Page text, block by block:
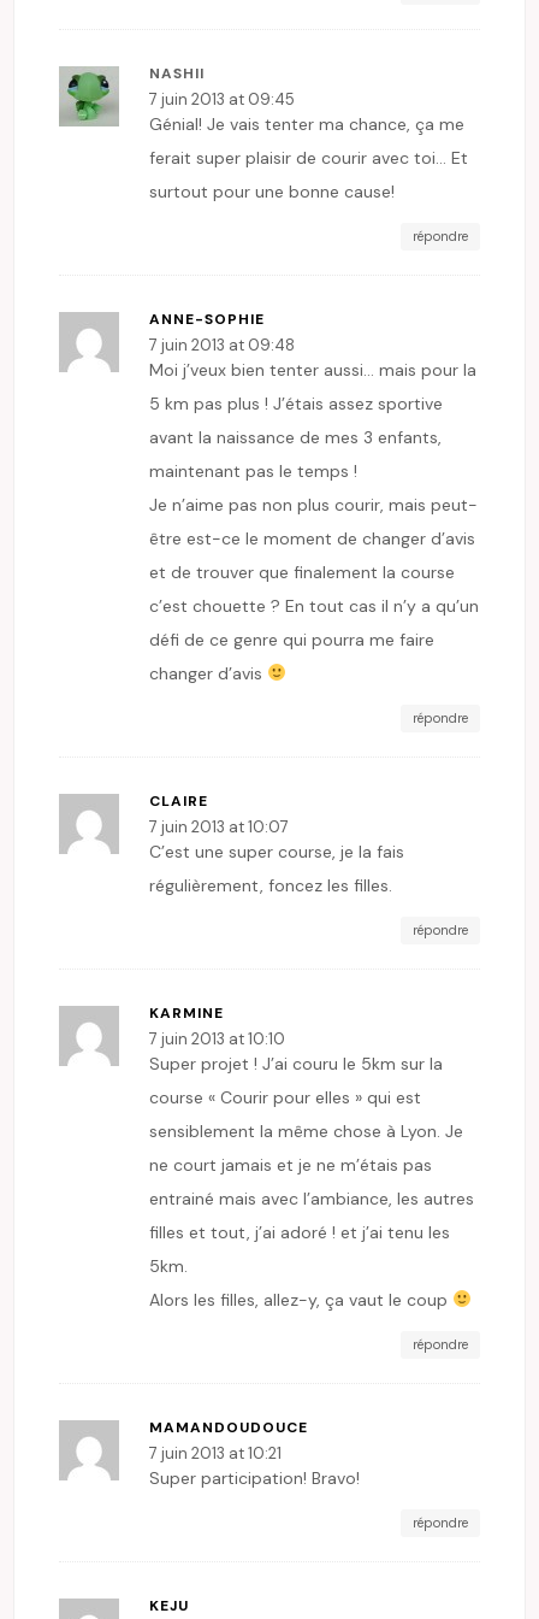
NASHII
7 juin 2013 at 09:45
Génial! Je vais tenter ma chance, ça me
ferait super plaisir de courir avec toi… Et
surtout pour une bonne cause!
répondre
ANNE-SOPHIE
7 juin 2013 at 09:48
Moi j’veux bien tenter aussi… mais pour la
5 km pas plus ! J’étais assez sportive
avant la naissance de mes 3 enfants,
maintenant pas le temps !
Je n’aime pas non plus courir, mais peut-
être est-ce le moment de changer d’avis
et de trouver que finalement la course
c’est chouette ? En tout cas il n’y a qu’un
défi de ce genre qui pourra me faire
changer d’avis
répondre
CLAIRE
7 juin 2013 at 10:07
C’est une super course, je la fais
régulièrement, foncez les filles.
répondre
KARMINE
7 juin 2013 at 10:10
Super projet ! J’ai couru le 5km sur la
course « Courir pour elles » qui est
sensiblement la même chose à Lyon. Je
ne court jamais et je ne m’étais pas
entrainé mais avec l’ambiance, les autres
filles et tout, j’ai adoré ! et j’ai tenu les
5km.
Alors les filles, allez-y, ça vaut le coup
répondre
MAMANDOUDOUCE
7 juin 2013 at 10:21
Super participation! Bravo!
répondre
KEJU